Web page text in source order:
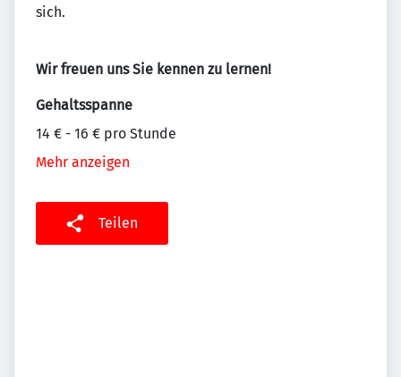
sich.
Wir freuen uns Sie kennen zu lernen!
Gehaltsspanne
14 € - 16 € pro Stunde
Mehr anzeigen
Teilen